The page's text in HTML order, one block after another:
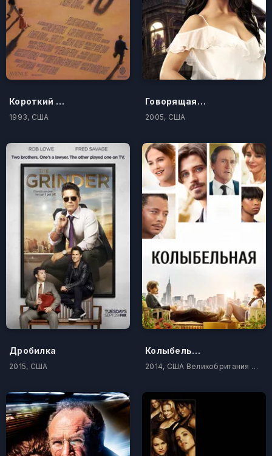
Короткий монтаж
1993, США
Говорящая с призраками
2005, США
Дробилка
2015, США
Колыбельная
2014, США Великобритания Канада